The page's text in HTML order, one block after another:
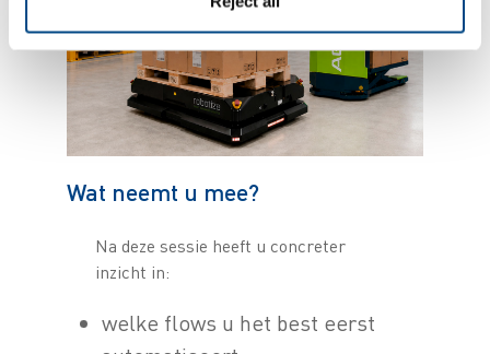
Wat neemt u mee?
Na deze sessie heeft u concreter
inzicht in:
welke flows u het best eerst